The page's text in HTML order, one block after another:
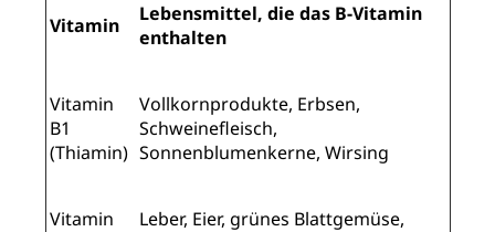
Vitamin
Lebensmittel, die das B-Vitamin
enthalten
Vitamin
B1
(Thiamin)
Vollkornprodukte, Erbsen,
Schweinefleisch,
Sonnenblumenkerne, Wirsing
Vitamin
Leber, Eier, grünes Blattgemüse,